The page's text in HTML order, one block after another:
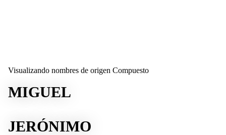
Visualizando nombres de origen Compuesto
MIGUEL
JERÓNIMO